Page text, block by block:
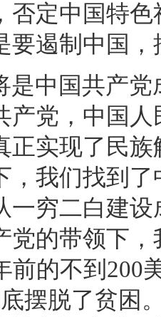
否定中国特
要遏制中国，
国共产党
产党，中国
正实现了民
，我们找到
一穷二白建
党的带领下
前的不到200
摆脱了贫困